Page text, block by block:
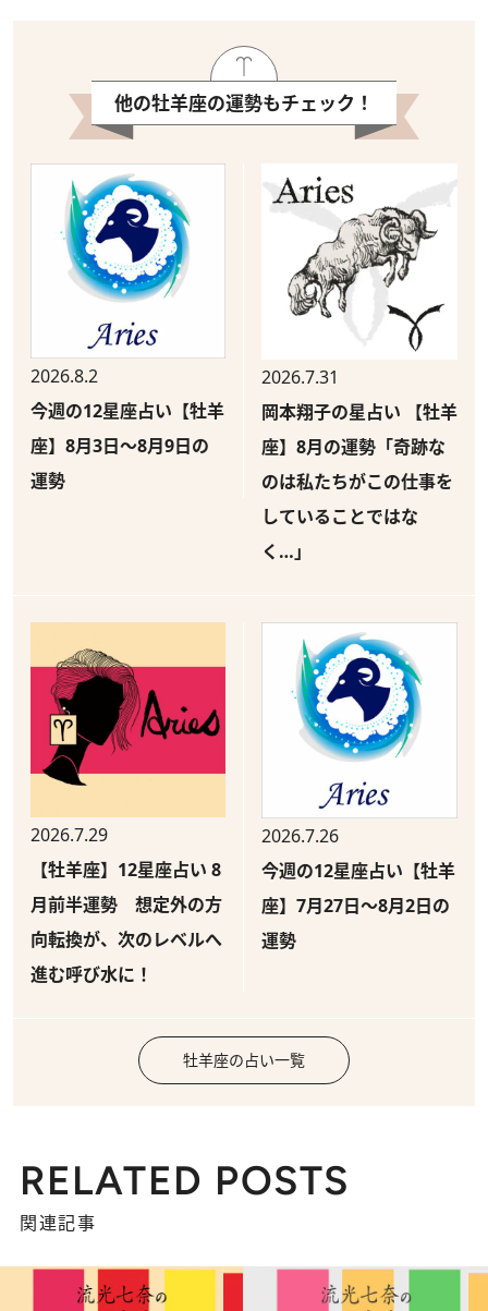
他の牡羊座の運勢もチェック！
2026.8.2
今週の12星座占い【牡羊
座】8月3日～8月9日の
運勢
2026.7.31
岡本翔子の星占い 【牡羊
座】8月の運勢「奇跡な
のは私たちがこの仕事を
していることではな
く…」
2026.7.29
【牡羊座】12星座占い 8
月前半運勢 想定外の方
向転換が、次のレベルへ
進む呼び水に！
2026.7.26
今週の12星座占い【牡羊
座】7月27日～8月2日の
運勢
牡羊座の占い一覧
RELATED POSTS
関連記事